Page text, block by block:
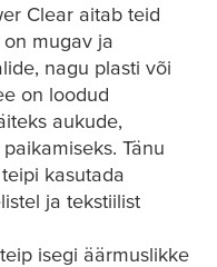
Clear aitab teid
mugav ja
nagu plasti või
on loodud
aukude,
Tänu
kasutada
ja tekstiilist
isegi äärmuslikke